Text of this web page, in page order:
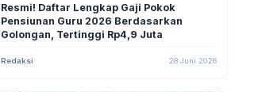
Resmi! Daftar Lengkap Gaji Pokok
Pensiunan Guru 2026 Berdasarkan
Golongan, Tertinggi Rp4,9 Juta
Redaksi 28 Juni 2026